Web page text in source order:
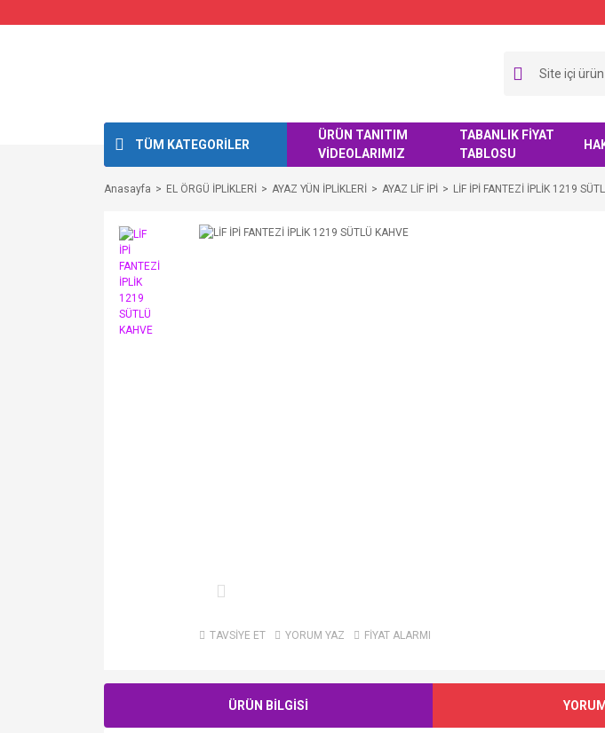
TÜM KATEGORİLER
ÜRÜN TANITIM
VİDEOLARIMIZ
TABANLIK FİYAT
TABLOSU
Anasayfa EL ÖRGÜ İPLİKLERİ AYAZ YÜN İPLİKLERİ AYAZ LİF İPİ LİF İPİ FANTEZİ İPLİK 1219
TAVSİYE ET YORUM YAZ FİYAT ALARMI
ÜRÜN BİLGİSİ